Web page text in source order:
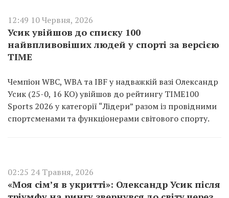
12:49 10 Червня, 2026
Усик увійшов до списку 100
найвпливовіших людей у спорті за версією
TIME
Чемпіон WBC, WBA та IBF у надважкій вазі Олександр
Усик (25-0, 16 КО) увійшов до рейтингу TIME100
Sports 2026 у категорії “Лідери” разом із провідними
спортсменами та функціонерами світового спорту.
02:25 24 Травня, 2026
«Моя сім’я в укритті»: Олександр Усик після